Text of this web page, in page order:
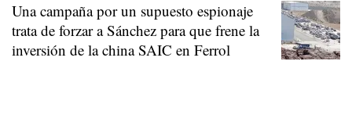
Una campaña por un supuesto espionaje
trata de forzar a Sánchez para que frene la
inversión de la china SAIC en Ferrol